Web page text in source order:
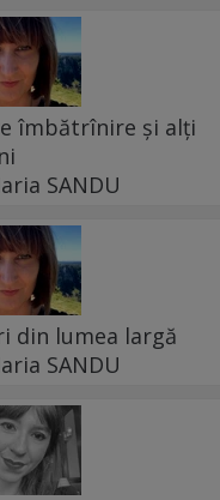
îmbătrînire și alți
SANDU
din lumea largă
SANDU